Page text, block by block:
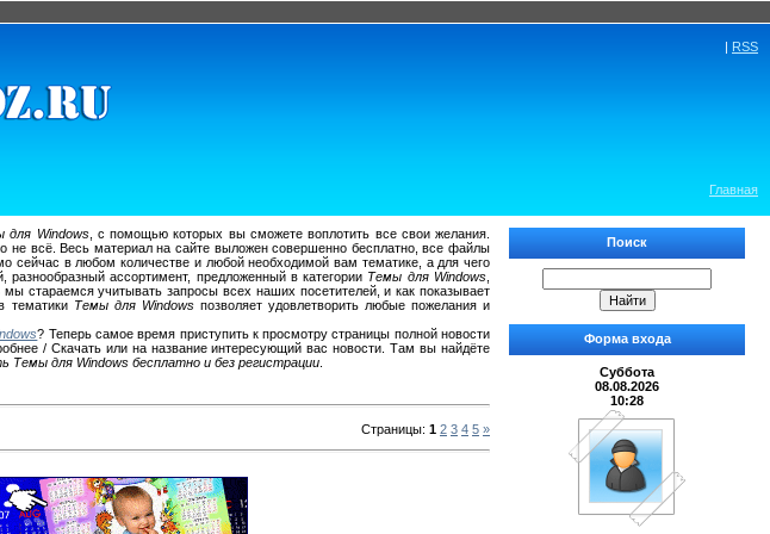
| RSS
Главная
для Windows, с помощью которых вы сможете воплотить все свои желания.
не всё. Весь материал на сайте выложен совершенно бесплатно, все файлы
сейчас в любом количестве и любой необходимой вам тематике, а для чего
ассортимент, предложенный в категории Темы для Windows
стараемся учитывать запросы всех наших посетителей, и как показывает
тематики Темы для Windowsпозволяет удовлетворить любые пожелания и
? Теперь самое время приступить к просмотру страницы полной новости
/ Скачать или на название интересующий вас новости. Там вы найдёте
Темы для Windows бесплатно и без регистрации
Страницы: 1 2 3 4 5 »
Поиск
Форма входа
Суббота
08.08.2026
10:28